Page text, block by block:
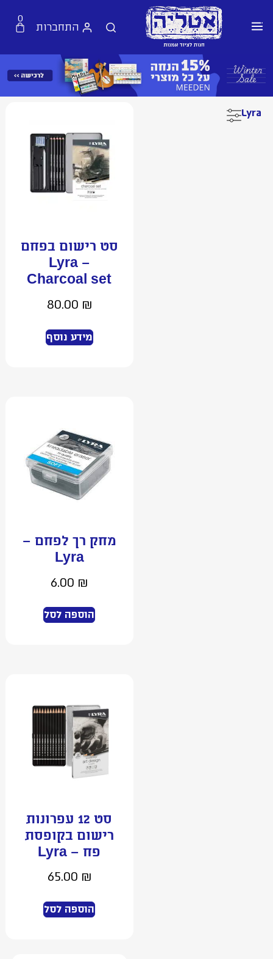
התחברות
0
Lyra
סט רישום בפחם
– Lyra
Charcoal set
80.00₪
מידע נוסף
מחק רך לפחם –
Lyra
6.00₪
הוספה לסל
סט 12 עפרונות
רישום בקופסת
פח – Lyra
65.00₪
הוספה לסל